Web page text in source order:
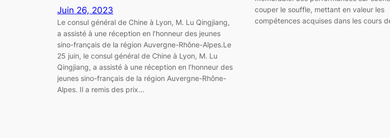
Juin 26, 2023
Le consul général de Chine à Lyon, M. Lu Qingjiang,
a assisté à une réception en l’honneur des jeunes
sino-français de la région Auvergne-Rhône-Alpes.Le
25 juin, le consul général de Chine à Lyon, M. Lu
Qingjiang, a assisté à une réception en l’honneur des
jeunes sino-français de la région Auvergne-Rhône-
Alpes. Il a remis des prix…
couper le souffle, mettant en valeur les
compétences acquises dans les cours